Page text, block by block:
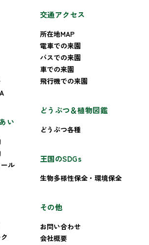
い
ル
交通アクセス
所在地MAP
電車での来園
バスでの来園
車での来園
飛行機での来園
どうぶつ＆植物図鑑
どうぶつ各種
王国のSDGs
生物多様性保全・環境保全
その他
お問い合わせ
会社概要